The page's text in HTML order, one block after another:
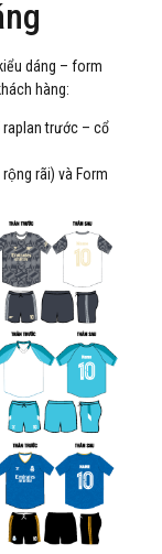
dáng – form
hàng:
trước – cổ
rãi) và Form